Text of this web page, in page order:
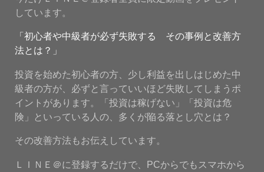
しています。
「初心者や中級者が必ず失敗する その事例と改善方
法とは？」
投資を始めた初心者の方、少し利益を出しはじめた中
級者の方が、必ずと言っていいほど失敗してしまうポ
イントがあります。「投資は稼げない」「投資は危
険」といっている人の、多くが陥る落とし穴とは？
その改善方法もお伝えしています。
ＬＩＮＥ＠に登録するだけで、PCからでもスマホから